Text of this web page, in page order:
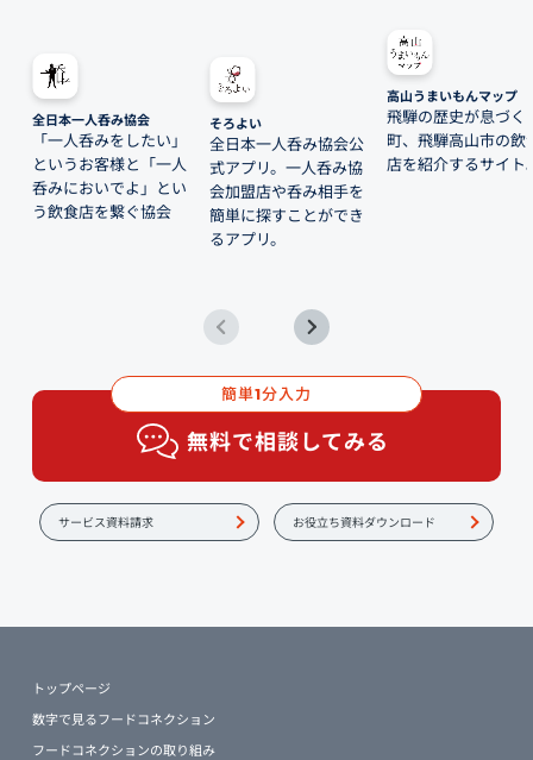
全日本一人呑み協会
「一人呑みをしたい」
というお客様と「一人
呑みにおいでよ」とい
う飲食店を繋ぐ協会
そろよい
全日本一人呑み協会公
式アプリ。一人呑み協
会加盟店や呑み相手を
簡単に探すことができ
るアプリ。
高山うまいもんマップ
飛騨の歴史が息づく
町、飛騨高山市の飲
店を紹介するサイト
簡単1分入力
無料で相談してみる
サービス資料請求 お役立ち資料ダウンロード
トップページ
数字で見るフードコネクション
フードコネクションの取り組み